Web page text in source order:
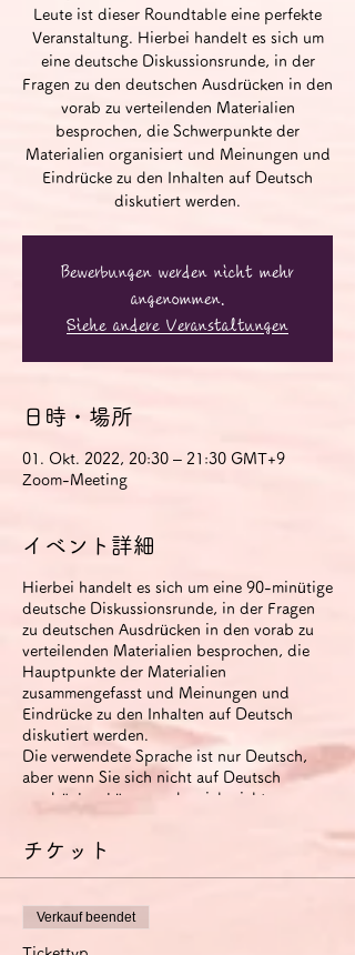
Leute ist dieser Roundtable eine perfekte
Veranstaltung. Hierbei handelt es sich um
eine deutsche Diskussionsrunde, in der
Fragen zu den deutschen Ausdrücken in den
vorab zu verteilenden Materialien
besprochen, die Schwerpunkte der
Materialien organisiert und Meinungen und
Eindrücke zu den Inhalten auf Deutsch
diskutiert werden.
Bewerbungen werden nicht mehr
angenommen.
Siehe andere Veranstaltungen
日時・場所
01. Okt. 2022, 20:30 – 21:30 GMT+9
Zoom-Meeting
イベント詳細
Hierbei handelt es sich um eine 90-minütige
deutsche Diskussionsrunde, in der Fragen
zu deutschen Ausdrücken in den vorab zu
verteilenden Materialien besprochen, die
Hauptpunkte der Materialien
zusammengefasst und Meinungen und
Eindrücke zu den Inhalten auf Deutsch
diskutiert werden.
Die verwendete Sprache ist nur Deutsch,
aber wenn Sie sich nicht auf Deutsch
ausdrücken können oder sich nicht
Sie Japanisch verwenden (um Zeit zu
sparen).
Der runde Tisch wird aufgezeichnet. Das
Video steht den Teilnehmern zwei Wochen
nach Ende der Veranstaltung zur Verfügung.
Wenn Sie die Option
チケット
Verkauf beendet